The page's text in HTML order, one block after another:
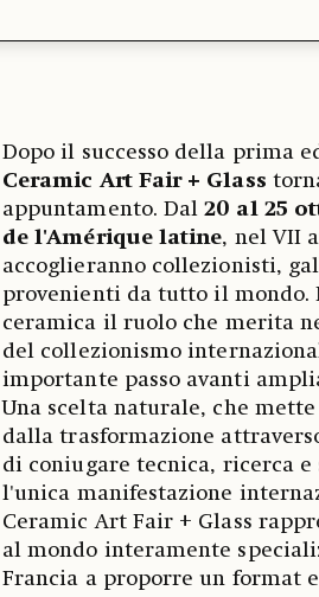
Dopo il successo della prima
Ceramic Art Fair + Glass
appuntamento. Dal20 al 25
de l'Amérique latine, nel VII
accoglieranno collezionisti,
provenienti da tutto il
ceramica il ruolo che merita
del collezionismo
importante passo avanti
Una scelta naturale, che
dalla trasformazione
di coniugare tecnica, ricerca e
l'unica manifestazione
Ceramic Art Fair + Glass
al mondo interamente
Francia a proporre un format